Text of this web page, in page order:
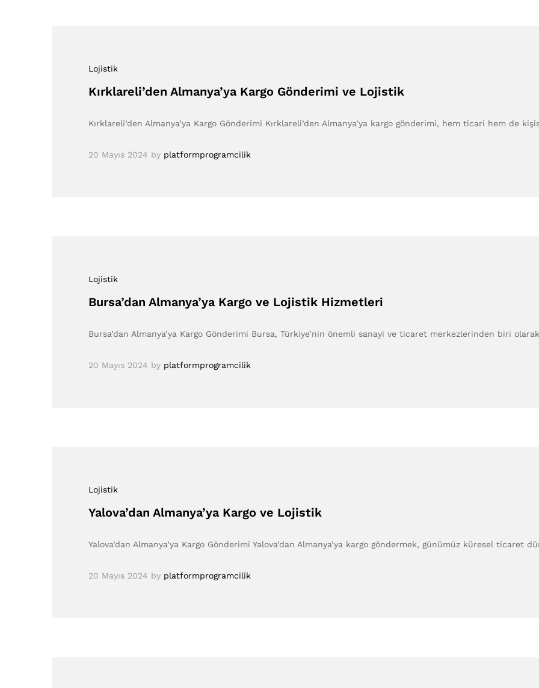
Lojistik
Kırklareli’den Almanya’ya Kargo Gönderimi ve Lojistik
Kırklareli’den Almanya’ya Kargo Gönderimi Kırklareli’den Almanya’ya kargo gönderimi, hem ticari hem de
20 Mayıs 2024 by platformprogramcilik
Lojistik
Bursa’dan Almanya’ya Kargo ve Lojistik Hizmetleri
Bursa’dan Almanya’ya Kargo Gönderimi Bursa, Türkiye’nin önemli sanayi ve ticaret merkezlerinden biri
20 Mayıs 2024 by platformprogramcilik
Lojistik
Yalova’dan Almanya’ya Kargo ve Lojistik
Yalova’dan Almanya’ya Kargo Gönderimi Yalova’dan Almanya’ya kargo göndermek, günümüz küresel ticaret
20 Mayıs 2024 by platformprogramcilik